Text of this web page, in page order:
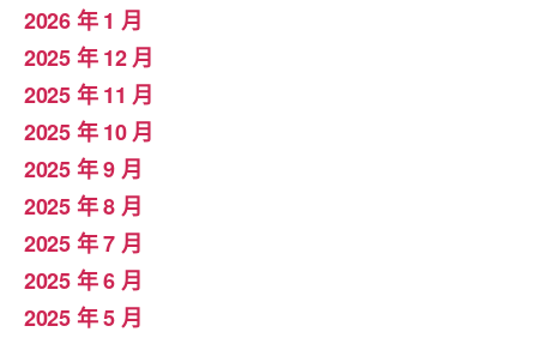
2026 年 1 月
2025 年 12 月
2025 年 11 月
2025 年 10 月
2025 年 9 月
2025 年 8 月
2025 年 7 月
2025 年 6 月
2025 年 5 月